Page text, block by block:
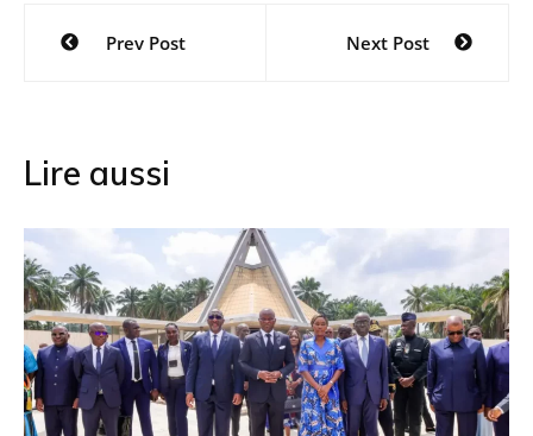
Navigation
Prev Post Next Post
Lire aussi